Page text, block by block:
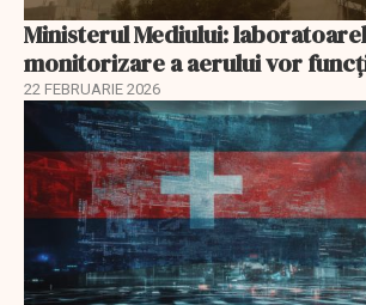
Ministerul Mediului:
monitorizare a aerului vor
22 FEBRUARIE 2026